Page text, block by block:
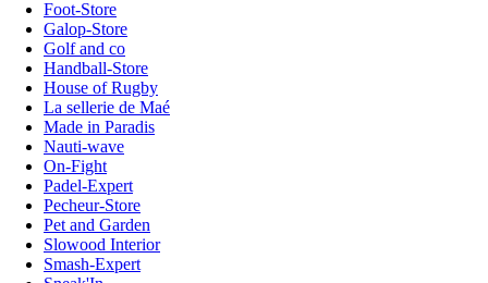
Foot-Store
Galop-Store
Golf and co
Handball-Store
House of Rugby
La sellerie de Maé
Made in Paradis
Nauti-wave
On-Fight
Padel-Expert
Pecheur-Store
Pet and Garden
Slowood Interior
Smash-Expert